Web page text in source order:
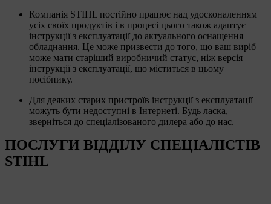
Компанія STIHL постійно працює над удосконаленням
усіх своїх продуктів і в процесі цього також адаптує
інструкції з експлуатації до актуального оснащення
обладнання. Це може призвести до того, що ваш виріб
може мати старіший виробничий статус, ніж версія
інструкції з експлуатації, що міститься в цьому
посібнику.
Для деяких старих пристроїв інструкції з експлуатації
можуть бути недоступні в Інтернеті. Будь ласка,
зверніться до спеціалізованого дилера або до нас.
ПОСЛУГИ ВІДДІЛУ СПЕЦІАЛІСТІВ
STIHL